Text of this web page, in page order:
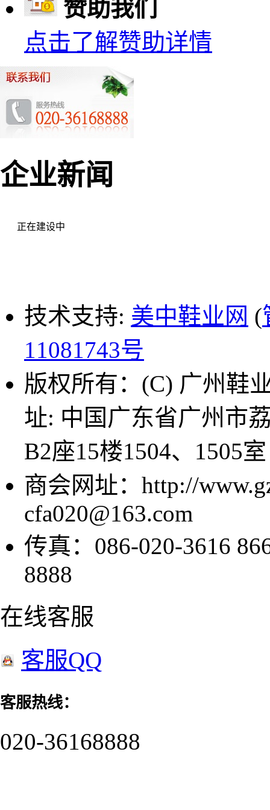
赞助我们
点击了解赞助详情
企业新闻
正在建设中
技术支持: 美中鞋业网 (
11081743号
版权所有：(C) 广州鞋
址: 中国广东省广州市
B2座15楼1504、1505室
商会网址：http://
cfa020@163.com
传真：086-020-3616
8888
在线客服
客服QQ
客服热线：
020-36168888